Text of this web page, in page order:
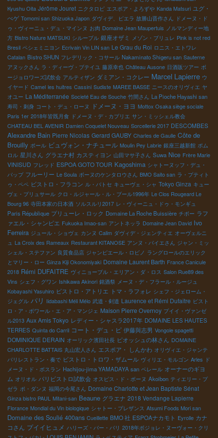
Kyushu Oita Jérôme Jouret ニクタロピ エスポア・よろずや Kanda Matsuri ユグ・
べゲ Tomomi san Shizuoka Japon ダヴィデ、ピエラ 故勝山晋作さん ドメーヌ・ド
ゥ・ヴィーニュ・デュ・マインヌ お肉 Domaine Jean Maupertuis ノルマンディー地
方 Bistro Nature MATSUKI シルーブル 銀座オザミ メゾン・ブリュレ Pink is not red
Bresil ペシェミニヨン Ecrivain Vin LIN san Le Grau du Roi ロニス・エトワレ
Catalan Bistro SHUN フレデリック・コサール Nakaminato Shigeru san Sauterne
アヌックさん ラ・ディーヴ・ブテイユ 藤原幸也 Château Ausone 日酒販ツアー ボ
ージョロワーズ試飲会 アルティザン ダミアン・コクレー Marcel Lapierre ウ
イヤード Camel les huitres Cassini Sudiste MAREE BASSE ニースのオリヴィエ ヤ
オユー La Méditerranée Societé Eau de Souche 竹間さん La Pioche Hayashi san
寿司・刺身 コート・デュ・ローヌ ドメーヌ・ヨヨ Mottox Osaka siège sociale
Paris 1er 2018年皆既月食 ドメーヌ・デ・カプリエ サン・ミッシェル教会
CHATEAU BEL AVENIR Damien Coquelet Nouveau Sorcellerie 2017 DESCOMBES
Alexandre Bain Pierre Nicolas Gerard GAUBY Charles de Gaulle Côte de
Brouilly ポール ビュヴォン・ナチュール Moulin Pey Labrie 銀座三越新館 ポム
ロル 星川さん グラエナ村 カスティヨン 山田マサ子さん Suwa Nice Frère Marie
VINISUD フレッド ESPOA GOTO TOUR Kagoshima シャトーヌッフ・デュ・
パップ フルーリー Le Soula ボーヌのケンタロウさん BMO Saito san ラ・プティト
ゥ・ペペ ビストロ・フラコン ル・バトセ キューヴェ・シャ Tokyo Ginza キュー
ヴェ・プリュサール クロ・ルジャール・ル・ブール1996年 Le Clos Rougeard Le
Bourg 96 寺田本家の日本酒 ソルスルリ2017 レ・ヴィーニュ・ドゥ・モンギュ
Paris République プリューレ・ロック Domaine La Roche Buissière チボー ラフ
ァエル・シャンピエ Fukuoka Imao-san アントネッラ Domaine Jean David Ivo
Ferreira ジュール・ショヴェ カンヌ Calim ダヴィデ・ジェンティエ オーヴェルニ
ュ La Croix des Rameaux Restaurant KITANOSE アンヌ・パイエさん ジャン・ミッ
シェル・ステファン 良質食品店 ジャンピエール・ロビノ ラングロールのエリック
とマリー・ロー Ginza Kiji Okonomiyaki Domaine Laurent Barth France Canicule
2018 Rémi DUFAITRE ヴィニョーブル・エリアン・ダ・ロス Salon Rue89 des
Vins シェフ・グワン Ishikawa Akinori 銘酒祭 メーヌ・デ・フラール・ルージュ
Kobayashi Yasuhiro ビストロ・アトリエ トマ・ラフォレ シェフ・ジェローム・
ジェグル パリ Iidabashi Méli Mélo 武道・剣道 Laurence et Rémi Dufaitre ビスト
ロ・ア・ボワール・エ・ア・マンジェ Maison Pierre Overnoy プイイ・ヴァンゼ
ル2013 Aux Amis Tokyo レディー・シャスラ2017年 DOMAINE LES HAUTES
TERRES Quinta do Carril コート・デュ・ピ 伊藤與志男 Vongole spagetti
DOMINIQUE DERAIN オーリック濱田社長 ピオッシュの林さん DOMAINE
CHARLOTTE BATTAIS 丸山宏人さん エスポア・ しんかわ オリヴィエ・ジャンテ
パリレストラン・奏で ビストロ・トロワ・ザムール ヴィリエ・モルゴン Arles ド
メーヌ・ド・ボスラン Hachijou-jima YAMADAYA san ベレール オーナーのギヨ
ム オリオル パリビストロ試飲会 オスピス・ド・ボーヌ Akoibon ティエリー・プ
ゼラ ポ・ダンヌ 福岡の今尾さん Domaine Charlotte et Jean Baptiste Sénat
Ginza bistro PAUL Mitani-san Beaune グラエナ 2018 Vendange Lapierre
Florance Mondial du Vin biologique シャトー・プレザンス Atsumi Foods Mori san
Domaine des Soulié 400ans Cueillette BMO 社 ESPOAナカモト Eyrolle カナ
コさん プイイヒュメ ハリーズ・バー・パリ 2018年ボジョレ・ヌーヴォー・クリ